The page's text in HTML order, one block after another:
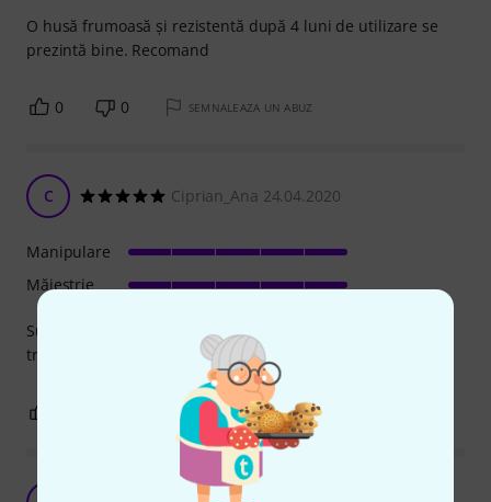
O husă frumoasă și rezistentă după 4 luni de utilizare se
prezintă bine. Recomand
0 0 SEMNALEAZA UN ABUZ
C Ciprian_Ana 24.04.2020
Super husa! Groasa, estetica, incapatoare, sigura la
transport - fara grija la lovituri!
Manipulare
Măiestrie
SEMNALEAZA UN ABUZ